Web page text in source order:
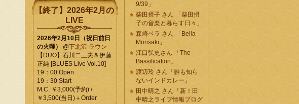
【終了】2026年2月の
LIVE
2026年2月10日（祝日前日
の火曜）
@下北沢 ラウン
【DUO】石川二三夫＆伊藤
正純 [BLUES Live Vol.10]
19：00 Open
19：30 Start
M.C. ￥3,000(予約) /
￥3,500(当日)＋Order
9/39」
柴田摂子 さん 「柴田摂
子の音楽と暮らす日々」
森崎ベラ さん 「Bella
Morisaki」
江口弘史さん 「The
Bassification」
渡辺玲 さん「誰も知ら
ないインドカレー」
田中晴之 さん「新！田
中晴之ライブ情報ブログ